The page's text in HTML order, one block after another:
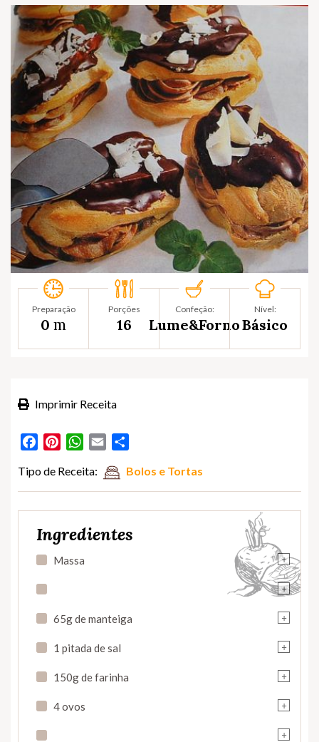
Preparação
0 m
Porções
16
Confeção:
Lume&Forno
Nível:
Básico
Imprimir Receita
FacebookPinterestWhatsApp
Email
Tipo de Receita: Bolos e Tortas
Ingredientes
+
Massa
+
+
65g de manteiga
+
1 pitada de sal
+
150g de farinha
+
4 ovos
+